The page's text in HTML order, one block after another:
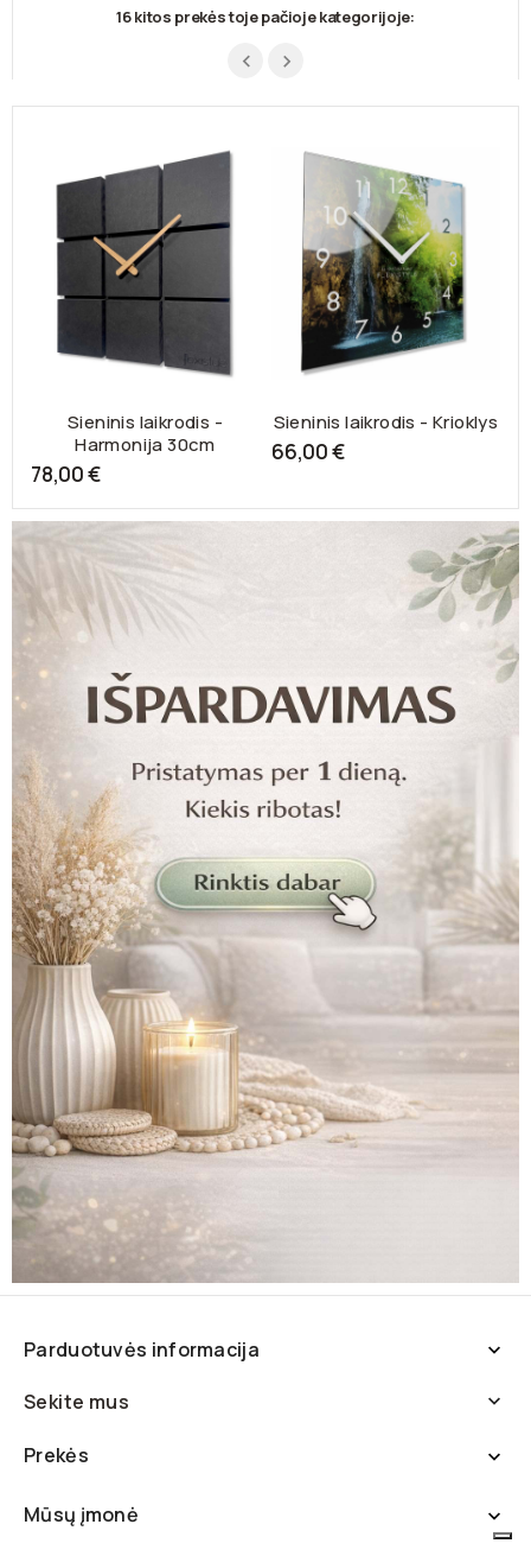
16 kitos prekės toje pačioje kategorijoje:
Sieninis laikrodis -
Harmonija 30cm
78,00 €
Sieninis laikrodis - Krioklys
66,00 €
Parduotuvės informacija 
Sekite mus 
Prekės 
Mūsų įmonė 